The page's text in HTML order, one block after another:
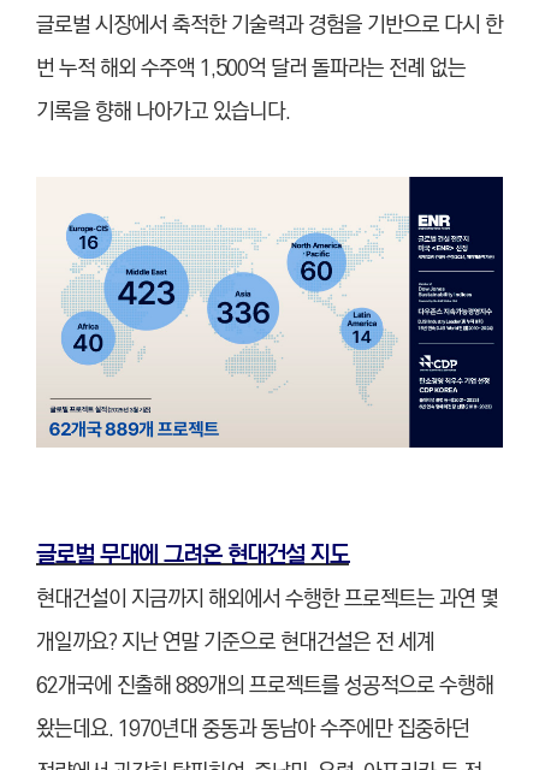
글로벌 시장에서 축적한 기술력과 경험을 기반으로 다시 한
번 누적 해외 수주액 1,500억 달러 돌파라는 전례 없는
기록을 향해 나아가고 있습니다.
글로벌 무대에 그려온 현대건설 지도
현대건설이 지금까지 해외에서 수행한 프로젝트는 과연 몇
개일까요? 지난 연말 기준으로 현대건설은 전 세계
62개국에 진출해 889개의 프로젝트를 성공적으로 수행해
왔는데요. 1970년대 중동과 동남아 수주에만 집중하던